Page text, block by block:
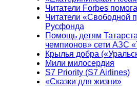
Читатели Forbes
Читатели «Свободной
Русфонда
Помощь детям
чемпионов» сети АЗС
Крылья добра
Мили милосердия
S7 Priority (S7 Airlines)
«Сказки для жизни»